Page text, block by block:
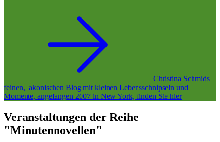
Christina Schmids
feinen, lakonischen Blog mit kleinen Lebensschnipseln und
Momente, angefangen 2007 in New York, finden Sie hier
Veranstaltungen der Reihe
"Minutennovellen"